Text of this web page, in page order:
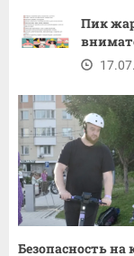
Пик
Безопасность на